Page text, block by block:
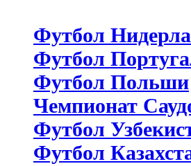
Футбол
Футбол
Футбол Польши
Чемпионат
Футбол
Футбол